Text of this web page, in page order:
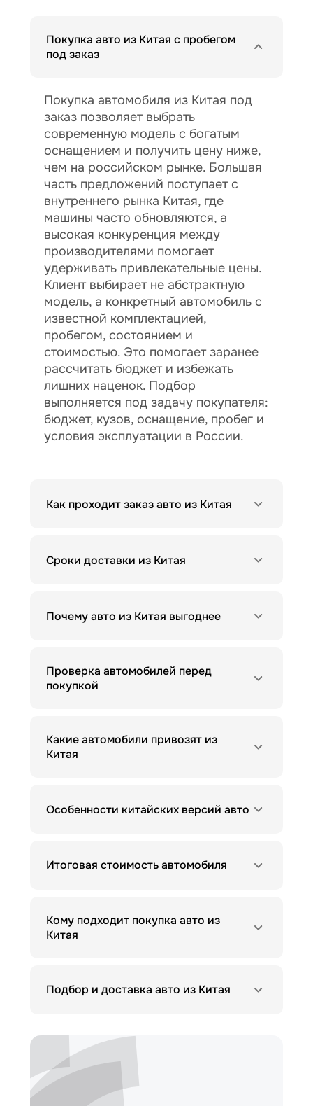
Покупка авто из Китая с пробегом
под заказ
Покупка автомобиля из Китая под
заказ позволяет выбрать
современную модель с богатым
оснащением и получить цену ниже,
чем на российском рынке. Большая
часть предложений поступает с
внутреннего рынка Китая, где
машины часто обновляются, а
высокая конкуренция между
производителями помогает
удерживать привлекательные цены.
Клиент выбирает не абстрактную
модель, а конкретный автомобиль с
известной комплектацией,
пробегом, состоянием и
стоимостью. Это помогает заранее
рассчитать бюджет и избежать
лишних наценок. Подбор
выполняется под задачу покупателя:
бюджет, кузов, оснащение, пробег и
условия эксплуатации в России.
Как проходит заказ авто из Китая
Сроки доставки из Китая
Почему авто из Китая выгоднее
Проверка автомобилей перед
покупкой
Какие автомобили привозят из
Китая
Особенности китайских версий авто
Итоговая стоимость автомобиля
Кому подходит покупка авто из
Китая
Подбор и доставка авто из Китая